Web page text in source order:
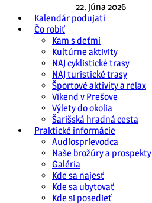
22. júna 2026
Kalendár podujatí
Čo robiť
Kam s deťmi
Kultúrne aktivity
NAJ cyklistické trasy
NAJ turistické trasy
Športové aktivity a relax
Víkend v Prešove
Výlety do okolia
Šarišská hradná cesta
Praktické informácie
Audiosprievodca
Naše brožúry a prospekty
Galéria
Kde sa najesť
Kde sa ubytovať
Kde si posedieť